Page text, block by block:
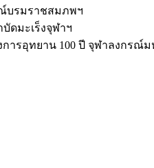
บรมราชสมภพฯ
ดมะเร็งจุฬาฯ
การอุทยาน 100 ปี จุฬาลงกรณ์